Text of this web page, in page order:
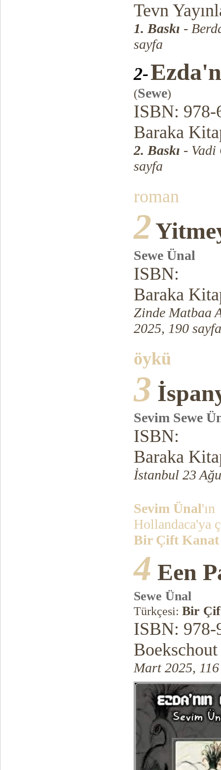
Tevn
1. Baskı -
sayfa
2-
(Sewe)
ISBN: 978-
Baraka
2. Baskı - Vadi
sayfa
roman
2
Sewe Ünal
ISBN:
Baraka
Zinde Matbaa
2025, 190 sayfa
öykü
3
Sevim Sewe
ISBN:
Baraka
İstanbul 23
Sevim Ünal'ın
Hollandaca'ya
Bir Çift
4 Een
Sewe Ünal
Türkçesi: Bir
ISBN: 978-
Mart 2025,